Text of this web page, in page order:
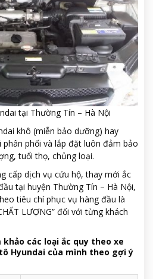
tại Thường Tín – Hà Nội
khô (miễn bảo dưỡng) hay
phối và lắp đặt luôn đảm bảo
tuổi thọ, chủng loại.
cấp dịch vụ cứu hộ, thay mới ắc
tại huyện Thường Tín – Hà Nội,
tiêu chí phục vụ hàng đầu là
LƯỢNG” đối với từng khách
các loại ắc quy theo xe
Hyundai của mình theo gợi ý